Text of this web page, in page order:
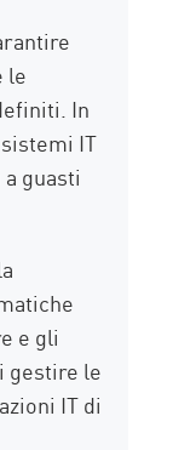
le
In
IT
guasti
e gli
gestire le
IT di